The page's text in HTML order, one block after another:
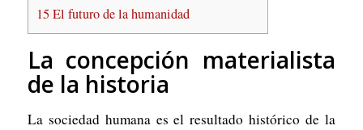
15 El futuro de la humanidad
La concepción materialista
de la historia
La sociedad humana es el resultado histórico de la